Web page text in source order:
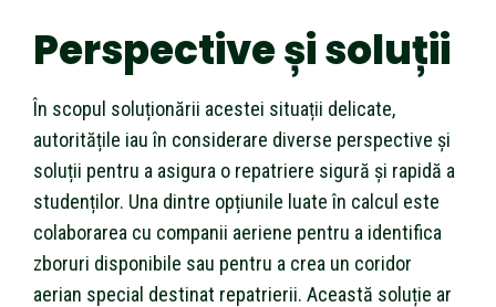
Perspective și soluții
În scopul soluționării acestei situații delicate,
autoritățile iau în considerare diverse perspective și
soluții pentru a asigura o repatriere sigură și rapidă a
studenților. Una dintre opțiunile luate în calcul este
colaborarea cu companii aeriene pentru a identifica
zboruri disponibile sau pentru a crea un coridor
aerian special destinat repatrierii. Această soluție ar